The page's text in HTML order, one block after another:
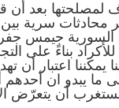
لمصلحتها بعد
محادثات سرية
بناءً على
يمكننا اعتبار أن
ما يبدو ان
أن يتعرّض